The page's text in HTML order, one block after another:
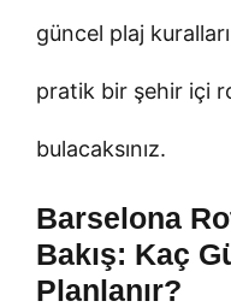
güncel plaj
pratik bir şehir içi
bulacaksınız.
Barselona
Bakış: Kaç
Planlanır?